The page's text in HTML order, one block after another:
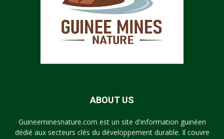
ABOUT US
Guineeminesnature.com est un site d'information guinéen
dédié aux secteurs clés du développement durable. Il couvre